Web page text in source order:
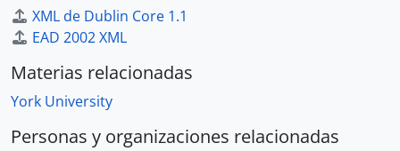
XML de Dublin Core 1.1
EAD 2002 XML
Materias relacionadas
York University
Personas y organizaciones relacionadas